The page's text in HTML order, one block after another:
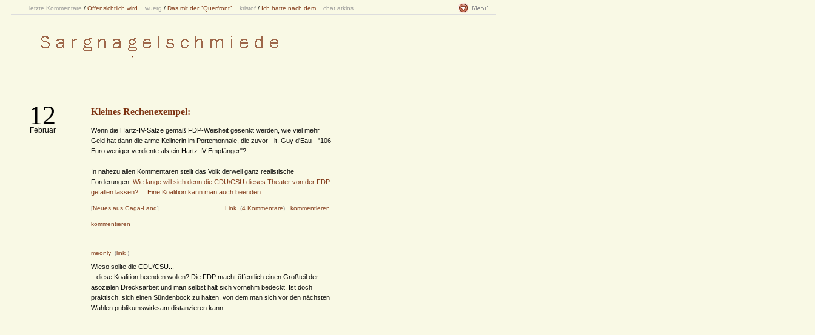
letzte Kommentare / Offensichtlich wird... wuerg / Das mit der "Querfront"... kristof / Ich hatte nach dem... chat atkins
12
Februar
Kleines Rechenexempel:
Wenn die Hartz-IV-Sätze gemäß FDP-Weisheit gesenkt werden, wie viel mehr
Geld hat dann die arme Kellnerin im Portemonnaie, die zuvor - lt. Guy d'Eau - "106
Euro weniger verdiente als ein Hartz-IV-Empfänger"?
In nahezu allen Kommentaren stellt das Volk derweil ganz realistische
Forderungen: Wie lange will sich denn die CDU/CSU dieses Theater von der FDP
gefallen lassen? ... Eine Koalition kann man auch beenden.
[Neues aus Gaga-Land] Link (4 Kommentare) kommentieren
kommentieren
meonly (link )
Wieso sollte die CDU/CSU...
...diese Koalition beenden wollen? Die FDP macht öffentlich einen Großteil der
asozialen Drecksarbeit und man selbst hält sich vornehm bedeckt. Ist doch
praktisch, sich einen Sündenbock zu halten, von dem man sich vor den nächsten
Wahlen publikumswirksam distanzieren kann.